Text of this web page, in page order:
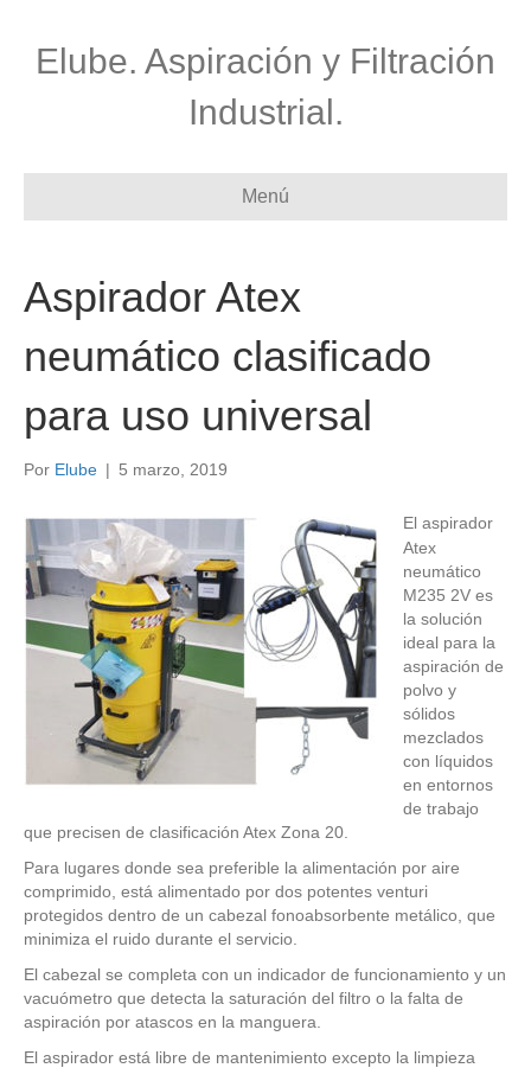
Elube. Aspiración y Filtración
Industrial.
Menú
Aspirador Atex
neumático clasificado
para uso universal
Por Elube | 5 marzo, 2019
El aspirador
Atex
neumático
M235 2V es
la solución
ideal para la
aspiración de
polvo y
sólidos
mezclados
con líquidos
en entornos
de trabajo
que precisen de clasificación Atex Zona 20.
Para lugares donde sea preferible la alimentación por aire
comprimido, está alimentado por dos potentes venturi
protegidos dentro de un cabezal fonoabsorbente metálico, que
minimiza el ruido durante el servicio.
El cabezal se completa con un indicador de funcionamiento y un
vacuómetro que detecta la saturación del filtro o la falta de
aspiración por atascos en la manguera.
El aspirador está libre de mantenimiento excepto la limpieza